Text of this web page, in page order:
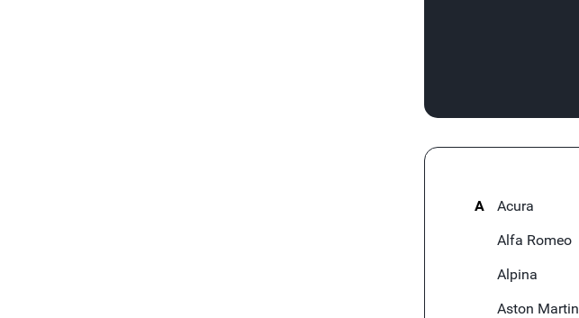
A
Acura
Alfa Romeo
Alpina
Aston Martin